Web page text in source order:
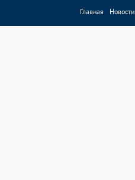
Главная Новости